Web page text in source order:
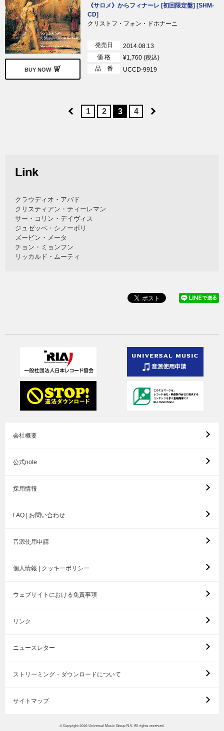
BUY NOW
《サロメ》からフィナーレ [初回限定盤] [SHM-
CD]
クリストフ・フォン・ドホナーニ
発売日
2014.08.13
価 格
¥1,760 (税込)
品 番
UCCD-9919
1 2 3 4
Link
クラウディオ・アバド
クリスティアン・ティーレマン
サー・コリン・デイヴィス
ジュゼッペ・シノーポリ
ズービン・メータ
チョン・ミョンフン
リッカルド・ムーティ
会社概要
公式note
採用情報
FAQ | お問い合わせ
音源使用申請
個人情報 | クッキーポリシー
ウェブサイトにおける免責事項
リンク
ニュースレター
ストリーミング・ダウンロードについて
サイトマップ
© Copyright 2026 Universal Music Group N.V. All rights reserved.